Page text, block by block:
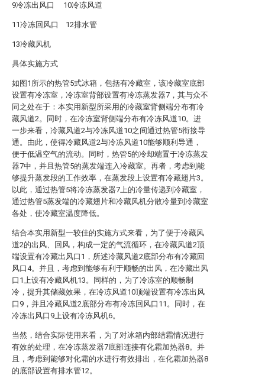
9冷冻出风口 10冷冻风道
11冷冻回风口 12排水管
13冷藏风机
具体实施方式
如图1所示的热管5式冰箱，包括有冷藏室，该冷藏室底部
设置有冷冻室，冷冻室背部设置有冷冻蒸发器7，其与众不
同之处在于：本实用新型所采用的冷藏室背侧端分布有冷
藏风道2。同时，在冷冻室背侧端分布有冷冻风道10。进
一步来看，冷藏风道2与冷冻风道10之间通过热管5衔接导
通。由此，使得冷藏风道2与冷冻风道10能够顺利导通，
便于低温空气的流动。同时，热管5的冷却端置于冷冻蒸发
器7中，并且热管5的蒸发端连入冷藏室。再者，考虑到能
够提升蒸发段的工作效率，在蒸发段上设置有冷藏翅片3。
以此，通过热管5将冷冻蒸发器7上的冷量传递到冷藏室，
通过热管5蒸发端的冷藏翅片和冷藏风机分散冷量到冷藏室
各处，使冷藏室温度降低。
结合本实用新型一较佳的实施方式来看，为了便于冷藏风
道2的出风、回风，构成一定的气流循环，在冷藏风道2顶
端设置有冷藏出风口1，所述冷藏风道2底部分布有冷藏回
风口4。并且，考虑到能够有利于顺畅的出风，在冷藏出风
口1上设有冷藏风机13。同样的，为了冷冻室的顺畅制
冷，提升其储藏效果，在冷冻风道10顶端设置有冷冻出风
口9，并且冷藏风道2底部分布有冷冻回风口11。同时，在
冷冻出风口9上设有冷冻风机6。
当然，结合实际使用来看，为了对冰箱内部结霜情况进行
有效的处理，在冷冻蒸发器7底部连接有化霜加热器8。并
且，考虑到能够对化霜的水进行有效排出，在化霜加热器8
的底部设置有排水管12。